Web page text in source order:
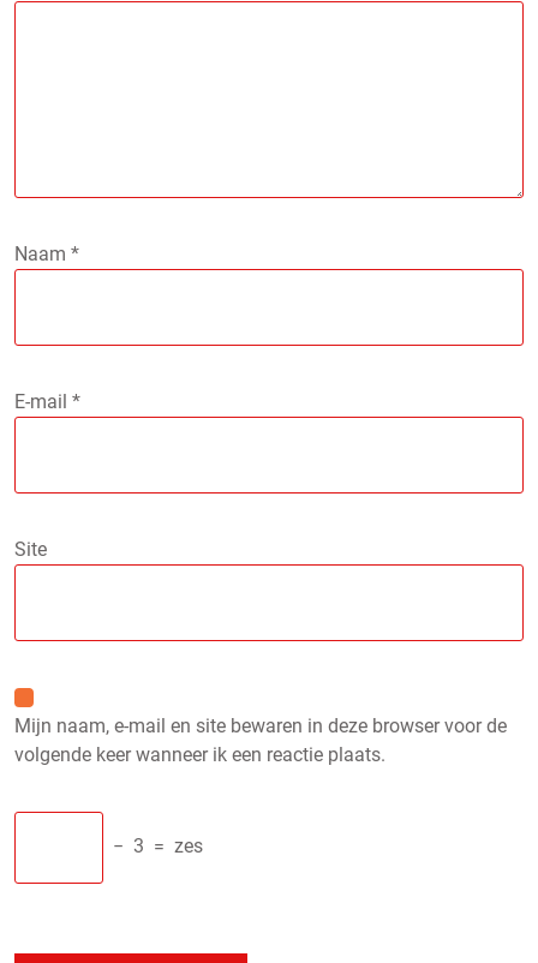
Naam *
E-mail *
Site
Mijn naam, e-mail en site bewaren in deze browser voor de
volgende keer wanneer ik een reactie plaats.
− 3 = zes